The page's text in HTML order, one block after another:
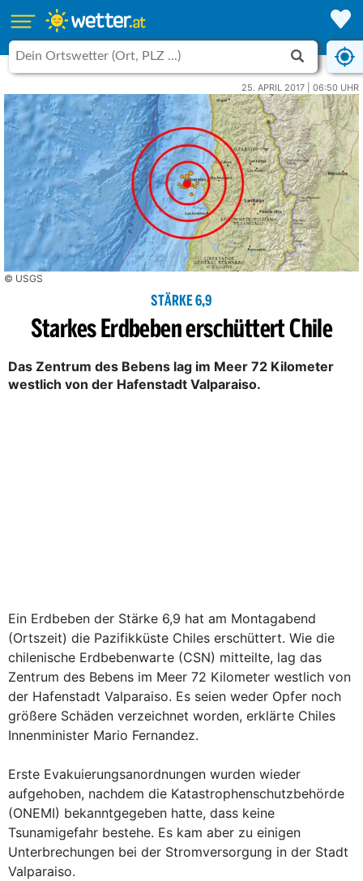
25. APRIL 2017 | 06:50 UHR
© USGS
STÄRKE 6,9
Starkes Erdbeben erschüttert Chile
Das Zentrum des Bebens lag im Meer 72 Kilometer
westlich von der Hafenstadt Valparaiso.
Ein Erdbeben der Stärke 6,9 hat am Montagabend
(Ortszeit) die Pazifikküste Chiles erschüttert. Wie die
chilenische Erdbebenwarte (CSN) mitteilte, lag das
Zentrum des Bebens im Meer 72 Kilometer westlich von
der Hafenstadt Valparaiso. Es seien weder Opfer noch
größere Schäden verzeichnet worden, erklärte Chiles
Innenminister Mario Fernandez.
Erste Evakuierungsanordnungen wurden wieder
aufgehoben, nachdem die Katastrophenschutzbehörde
(ONEMI) bekanntgegeben hatte, dass keine
Tsunamigefahr bestehe. Es kam aber zu einigen
Unterbrechungen bei der Stromversorgung in der Stadt
Valparaiso.